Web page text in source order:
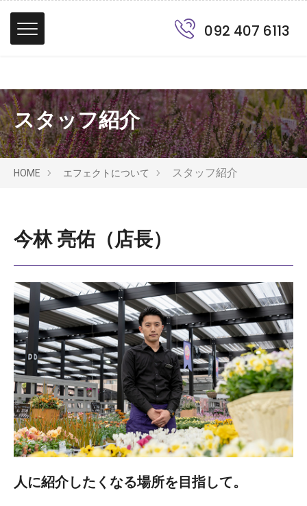
092 407 6113
スタッフ紹介
HOME エフェクトについて スタッフ紹介
今林 亮佑（店長）
人に紹介したくなる場所を目指して。